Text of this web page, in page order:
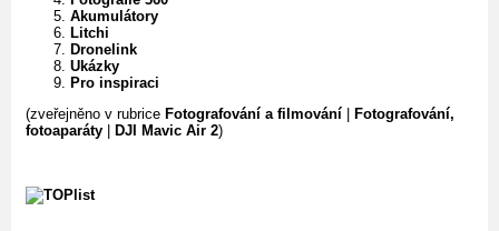
Akumulátory
Litchi
Dronelink
Ukázky
Pro inspiraci
(zveřejněno v rubrice Fotografování a filmování | Fotografování,
fotoaparáty | DJI Mavic Air 2)